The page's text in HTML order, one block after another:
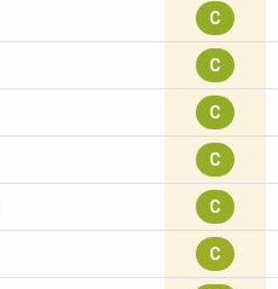
C
C
C
C
C
C